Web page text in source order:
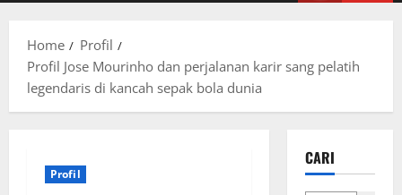
Home
Profil
Profil Jose Mourinho dan perjalanan karir sang pelatih
legendaris di kancah sepak bola dunia
Profil
CARI